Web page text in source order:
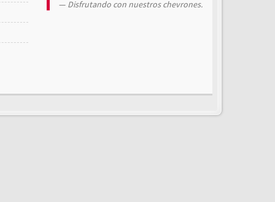
Disfrutando con nuestros chevrones.